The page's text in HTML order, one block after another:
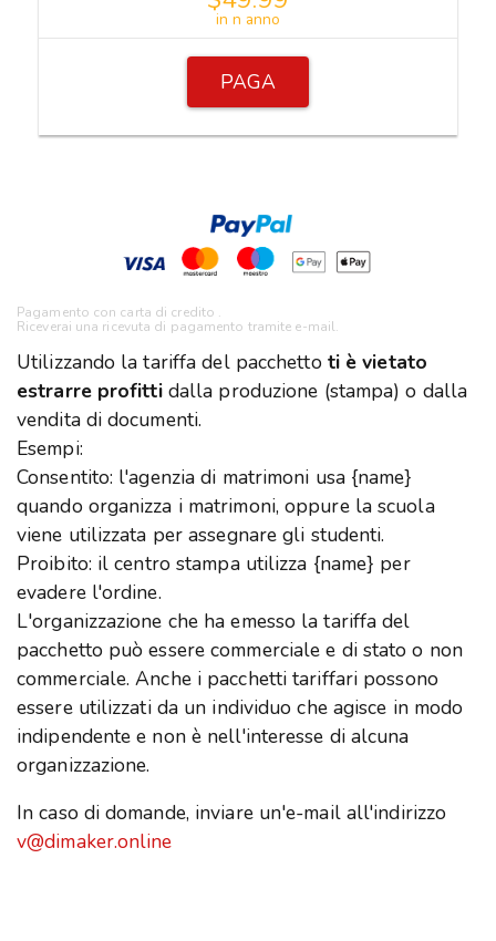
in n anno
PAGA
Pagamento con carta di credito .
Riceverai una ricevuta di pagamento tramite e-mail.
Utilizzando la tariffa del pacchetto ti è vietato
estrarre profitti dalla produzione (stampa) o dalla
vendita di documenti.
Esempi:
Consentito: l'agenzia di matrimoni usa {name}
quando organizza i matrimoni, oppure la scuola
viene utilizzata per assegnare gli studenti.
Proibito: il centro stampa utilizza {name} per
evadere l'ordine.
L'organizzazione che ha emesso la tariffa del
pacchetto può essere commerciale e di stato o non
commerciale. Anche i pacchetti tariffari possono
essere utilizzati da un individuo che agisce in modo
indipendente e non è nell'interesse di alcuna
organizzazione.
In caso di domande, inviare un'e-mail all'indirizzo
v@dimaker.online